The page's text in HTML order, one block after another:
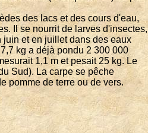
des lacs et des cours d'eau,
Il se nourrit de larves d'insectes,
juin et en juillet dans des eaux
kg a déjà pondu 2 300 000
1,1 m et pesait 25 kg. Le
Sud). La carpe se pêche
pomme de terre ou de vers.